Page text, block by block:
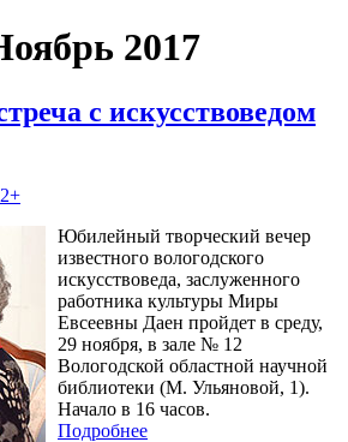
2017
с искусствоведом
Юбилейный творческий вечер
известного вологодского
искусствоведа, заслуженного
работника культуры Миры
Евсеевны Даен пройдет в среду,
29 ноября, в зале № 12
Вологодской областной научной
библиотеки (М. Ульяновой, 1).
Начало в 16 часов.
Подробнее